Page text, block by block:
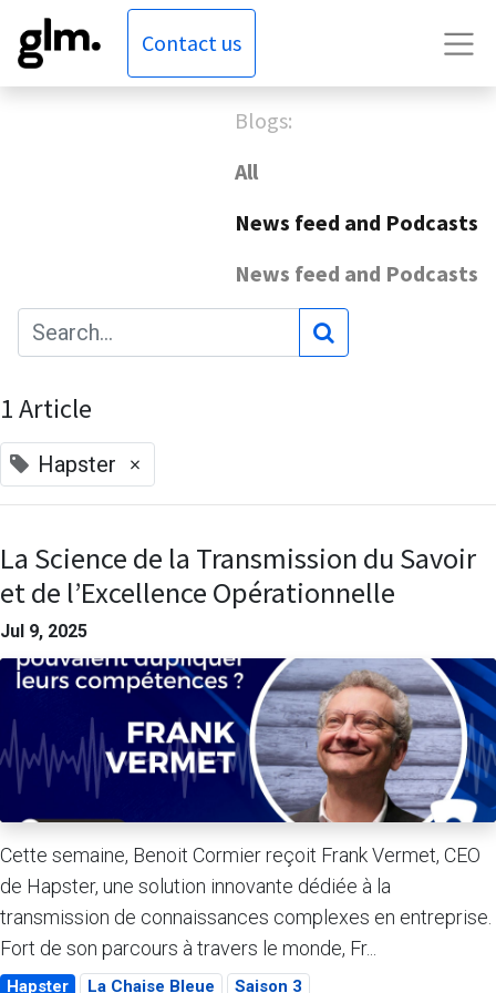
Contact us
Blogs:
All
News feed and Podcasts
News feed and Podcasts
1 Article
Hapster ×
La Science de la Transmission du Savoir
et de l’Excellence Opérationnelle
Jul 9, 2025
Cette semaine, Benoit Cormier reçoit Frank Vermet, CEO
de Hapster, une solution innovante dédiée à la
transmission de connaissances complexes en entreprise.
Fort de son parcours à travers le monde, Fr...
Hapster La Chaise Bleue Saison 3